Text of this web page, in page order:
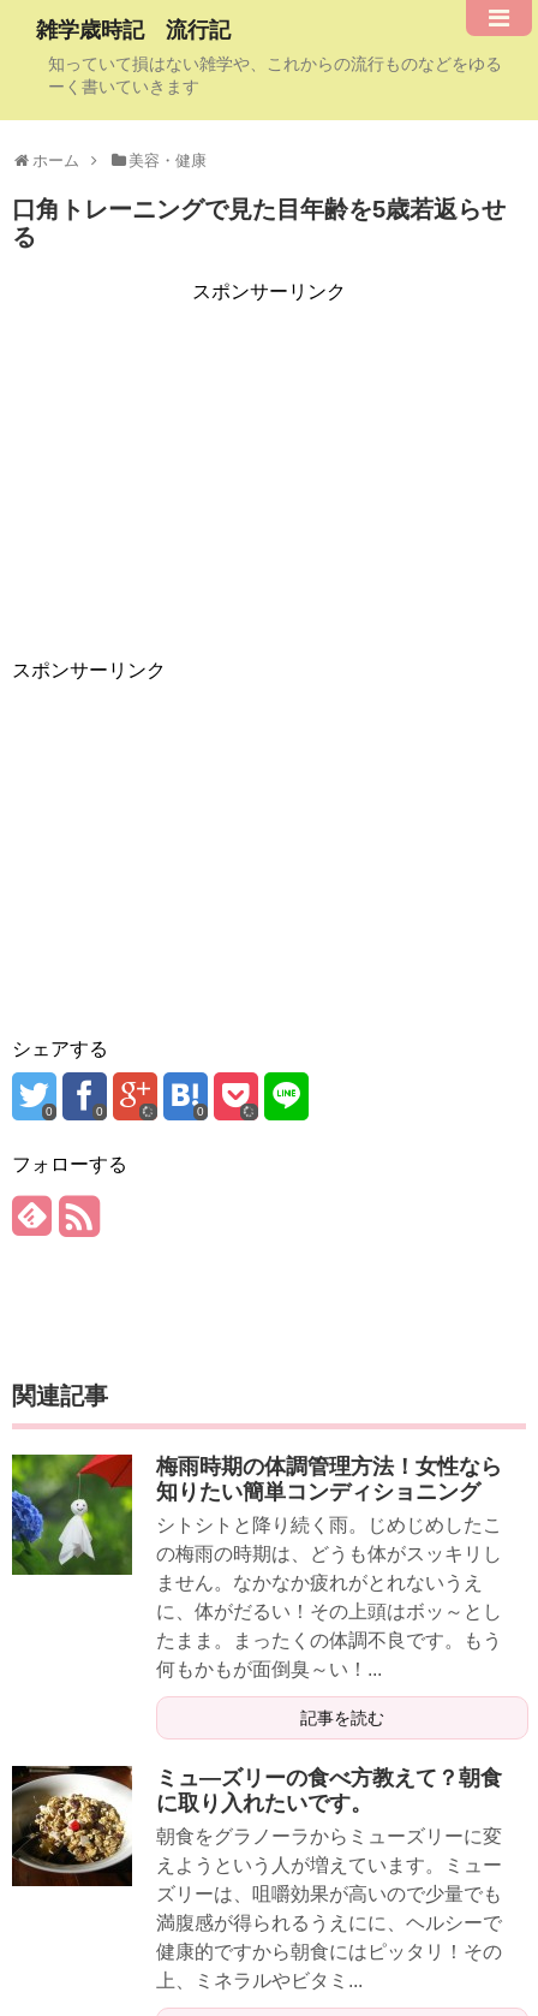
雑学歳時記 流行記
知っていて損はない雑学や、これからの流行ものなどをゆる
ーく書いていきます
ホーム 美容・健康
口角トレーニングで見た目年齢を5歳若返らせ
る
スポンサーリンク
スポンサーリンク
シェアする
0 0 0
フォローする
関連記事
梅雨時期の体調管理方法！女性なら
知りたい簡単コンディショニング
シトシトと降り続く雨。じめじめしたこ
の梅雨の時期は、どうも体がスッキリし
ません。なかなか疲れがとれないうえ
に、体がだるい！その上頭はボッ～とし
たまま。まったくの体調不良です。もう
何もかもが面倒臭～い！...
記事を読む
ミュ―ズリーの食べ方教えて？朝食
に取り入れたいです。
朝食をグラノーラからミューズリーに変
えようという人が増えています。ミュー
ズリーは、咀嚼効果が高いので少量でも
満腹感が得られるうえにに、ヘルシーで
健康的ですから朝食にはピッタリ！その
上、ミネラルやビタミ...